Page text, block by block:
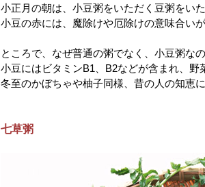
小正月の朝は、小豆粥をいただく豆粥をい
小豆の赤には、魔除けや厄除けの意味合い
ところで、なぜ普通の粥でなく、小豆粥な
小豆にはビタミンB1、B2などが含まれ、野
冬至のかぼちゃや柚子同様、昔の人の知恵
七草粥